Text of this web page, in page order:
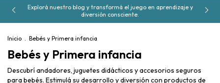
Explorá nuestro blog y transformá el juego en aprendizaje y
diversión consciente.
Inicio . Bebés y Primera infancia
Bebés y Primera infancia
Descubrí andadores, juguetes didácticos y accesorios seguros
para bebés. Estimulá su desarrollo y diversión con productos de